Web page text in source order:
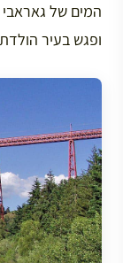
ופגש בעיר